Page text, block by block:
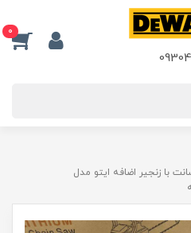
0
شارژی 42 ولت 15 سلولی 40 سانت با زنجیر اضافه ایتو مدل